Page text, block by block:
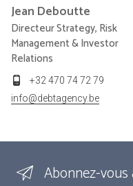
Jean Deboutte
Directeur Strategy, Risk
Management & Investor
Relations
+32 470 74 72 79
info@debtagency.be
Abonnez-